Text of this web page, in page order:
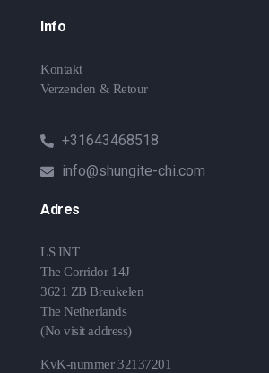
Info
Kontakt
Verzenden & Retour
+31643468518
info@shungite-chi.com
Adres
LS INT
The Corridor 14J
3621 ZB Breukelen
The Netherlands
(No visit address)
KvK-nummer 32137201